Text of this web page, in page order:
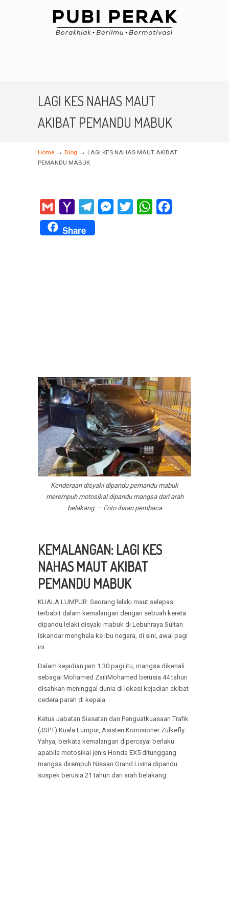
LAGI KES NAHAS MAUT
AKIBAT PEMANDU MABUK
Home → Blog → LAGI KES NAHAS MAUT AKIBAT
PEMANDU MABUK
Gmail
Yahoo
Mail
TelegramMessenger
Twitter WhatsApp
Share
Kenderaan disyaki dipandu pemandu mabuk
merempuh motosikal dipandu mangsa dari arah
belakang. – Foto ihsan pembaca
KEMALANGAN: LAGI KES
NAHAS MAUT AKIBAT
PEMANDU MABUK
KUALA LUMPUR: Seorang lelaki maut selepas
terbabit dalam kemalangan dengan sebuah kereta
dipandu lelaki disyaki mabuk di Lebuhraya Sultan
Iskandar menghala ke ibu negara, di sini, awal pagi
ini.
Dalam kejadian jam 1.30 pagi itu, mangsa dikenali
sebagai Mohamed ZailiMohamed berusia 44 tahun
disahkan meninggal dunia di lokasi kejadian akibat
cedera parah di kepala.
Ketua Jabatan Siasatan dan Penguatkuasaan Trafik
(JSPT) Kuala Lumpur, Asisten Komisioner Zulkefly
Yahya, berkata kemalangan dipercayai berlaku
apabila motosikal jenis Honda EX5 ditunggang
mangsa dirempuh Nissan Grand Livina dipandu
suspek berusia 21 tahun dari arah belakang.